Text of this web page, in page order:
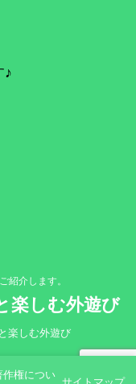
♪
紹介します。
楽しむ外遊び
楽しむ外遊び
作権につい